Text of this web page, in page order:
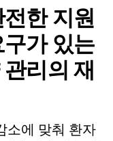
한 지원
가 있는
리의 재
에 맞춰 환자